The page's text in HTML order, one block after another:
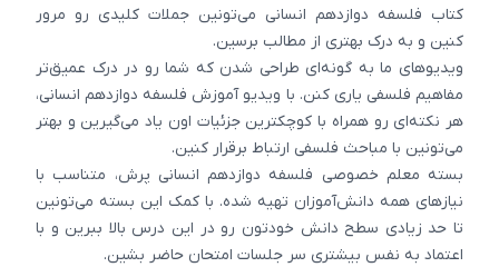
کتاب فلسفه دوازدهم انسانی می‌تونین جملات کلیدی رو مرور
کنین و به درک بهتری از مطالب برسین.
ویدیوهای ما به گونه‌ای طراحی شدن که شما رو در درک عمیق‌تر
مفاهیم فلسفی یاری کنن. با ویدیو آموزش فلسفه دوازدهم انسانی،
هر نکته‌ای رو همراه با کوچکترین جزئیات اون یاد می‌گیرین و بهتر
می‌تونین با مباحث فلسفی ارتباط برقرار کنین.
بسته معلم خصوصی فلسفه دوازدهم انسانی پرش، متناسب با
نیازهای همه دانش‌آموزان تهیه شده. با کمک این بسته می‌تونین
تا حد زیادی سطح دانش خودتون رو در این درس بالا ببرین و با
اعتماد به نفس بیشتری سر جلسات امتحان حاضر بشین.